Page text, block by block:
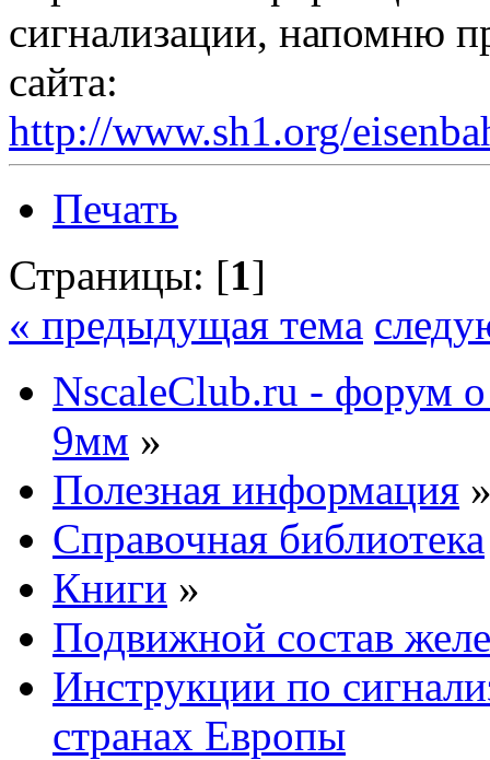
сигнализации, напомню
сайта:
http://www.sh1.org/
Печать
Страницы: [1]
« предыдущая тема
NscaleClub.ru - форум
9мм »
Полезная информация
Справочная библиотека
Книги »
Подвижной состав
Инструкции по
странах Европы